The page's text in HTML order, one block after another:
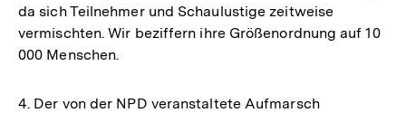
da sich Teilnehmer und Schaulustige zeitweise
vermischten. Wir beziffern ihre Größenordnung auf 10
000 Menschen.
4. Der von der NPD veranstaltete Aufmarsch